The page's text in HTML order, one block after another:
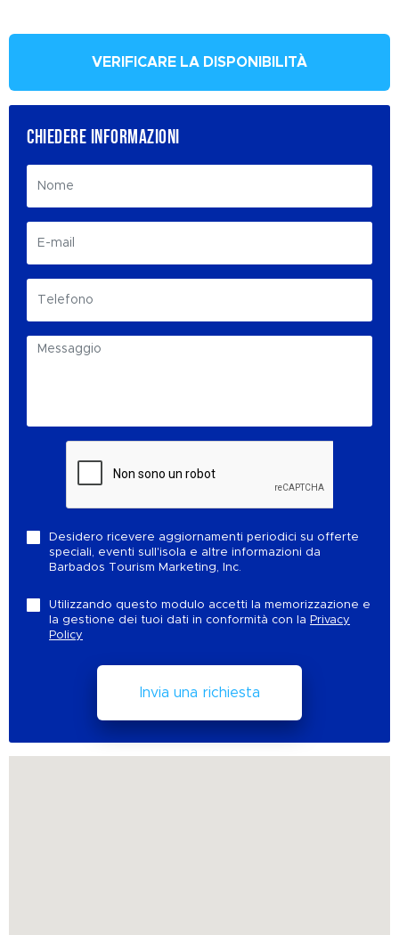
VERIFICARE LA DISPONIBILITÀ
CHIEDERE INFORMAZIONI
Desidero ricevere aggiornamenti periodici su offerte
speciali, eventi sull'isola e altre informazioni da
Barbados Tourism Marketing, Inc.
Utilizzando questo modulo accetti la memorizzazione e
la gestione dei tuoi dati in conformità con la Privacy
Policy